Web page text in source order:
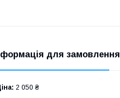
для замовлення
2 050 ₴